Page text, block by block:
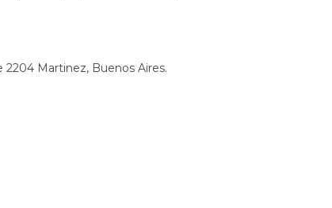
2204 Martinez, Buenos Aires.